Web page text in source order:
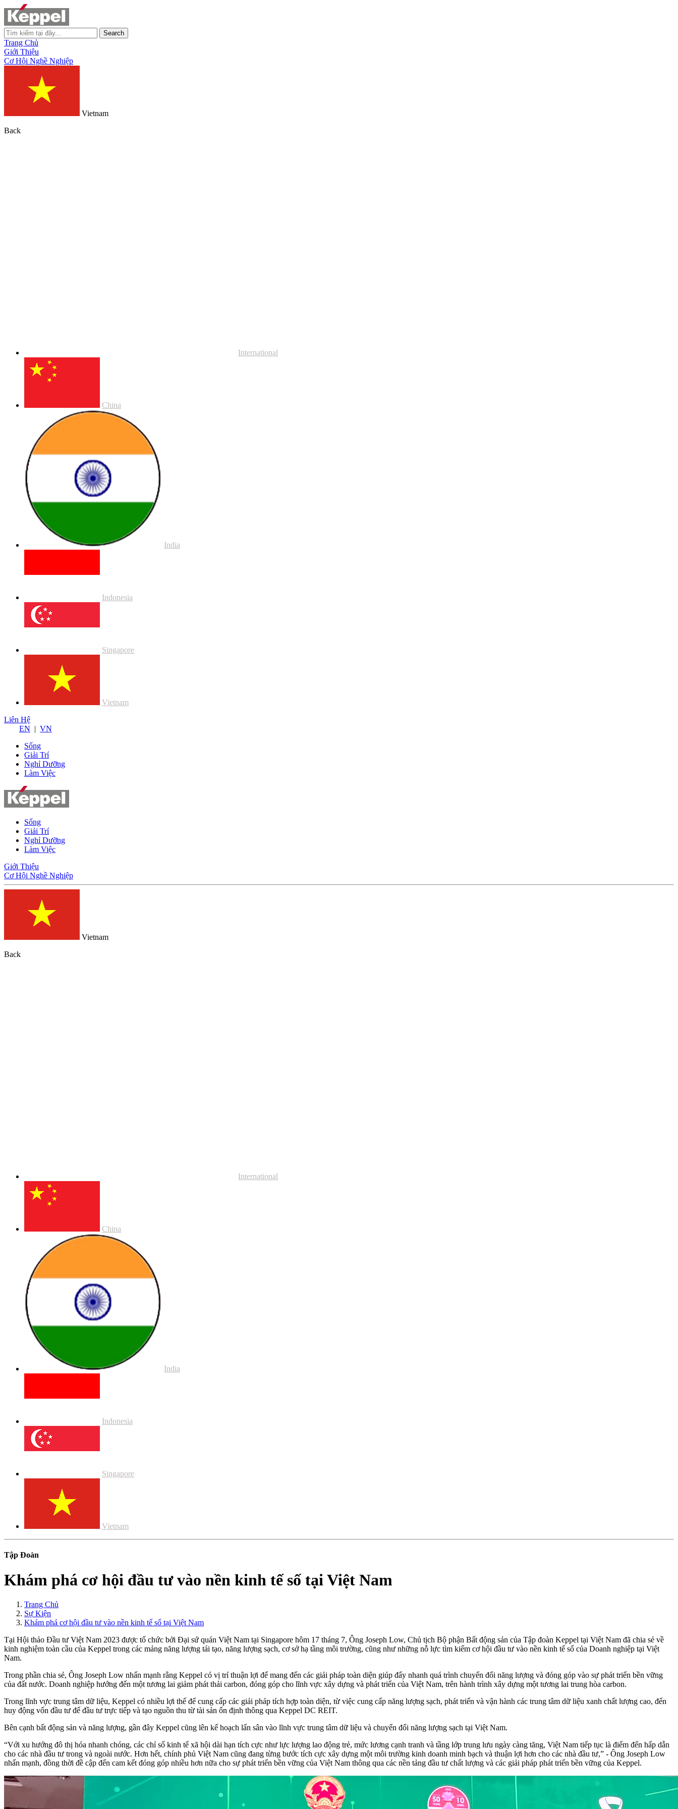
Search
Trang Chủ
Giới Thiệu
Cơ Hội Nghề Nghiệp
Vietnam
Back
International
China
India
Indonesia
Singapore
Vietnam
Liên Hệ
EN | VN
Sống
Giải Trí
Nghỉ Dưỡng
Làm Việc
Sống
Giải Trí
Nghỉ Dưỡng
Làm Việc
Giới Thiệu
Cơ Hội Nghề Nghiệp
Vietnam
Back
International
China
India
Indonesia
Singapore
Vietnam
Tập Đoàn
Khám phá cơ hội đầu tư vào nền kinh tế số tại Việt Nam
Trang Chủ
Sự Kiện
Khám phá cơ hội đầu tư vào nền kinh tế số tại Việt Nam
Tại Hội thảo Đầu tư Việt Nam 2023 được tổ chức bởi Đại sứ quán Việt Nam tại Singapore hôm 17 tháng 7, Ông Joseph Low, Chủ tịch Bộ phận Bất động sản của Tập đoàn Keppel tại Việt Nam đã chia sẻ về
kinh nghiệm toàn cầu của Keppel trong các mảng năng lượng tái tạo, năng lượng sạch, cơ sở hạ tầng môi trường, cũng như những nỗ lực tìm kiếm cơ hội đầu tư vào nền kinh tế số của Doanh nghiệp tại Việt
Nam.
Trong phần chia sẻ, Ông Joseph Low nhấn mạnh rằng Keppel có vị trí thuận lợi để mang đến các giải pháp toàn diện giúp đẩy nhanh quá trình chuyển đổi năng lượng và đóng góp vào sự phát triển bền vững
của đất nước. Doanh nghiệp hướng đến một tương lai giảm phát thải carbon, đóng góp cho lĩnh vực xây dựng và phát triển của Việt Nam, trên hành trình xây dựng một tương lai trung hòa carbon.
Trong lĩnh vực trung tâm dữ liệu, Keppel có nhiều lợi thế để cung cấp các giải pháp tích hợp toàn diện, từ việc cung cấp năng lượng sạch, phát triển và vận hành các trung tâm dữ liệu xanh chất lượng cao, đến
huy động vốn đầu tư để đầu tư trực tiếp và tạo nguồn thu từ tài sản ổn định thông qua Keppel DC REIT.
Bên cạnh bất động sản và năng lượng, gần đây Keppel cũng lên kế hoạch lấn sân vào lĩnh vực trung tâm dữ liệu và chuyển đổi năng lượng sạch tại Việt Nam.
“Với xu hướng đô thị hóa nhanh chóng, các chỉ số kinh tế xã hội dài hạn tích cực như lực lượng lao động trẻ, mức lương cạnh tranh và tầng lớp trung lưu ngày càng tăng, Việt Nam tiếp tục là điểm đến hấp dẫn
cho các nhà đầu tư trong và ngoài nước. Hơn hết, chính phủ Việt Nam cũng đang từng bước tích cực xây dựng một môi trường kinh doanh minh bạch và thuận lợi hơn cho các nhà đầu tư,” - Ông Joseph Low
nhấn mạnh, đồng thời đề cập đến cam kết đóng góp nhiều hơn nữa cho sự phát triển bền vững của Việt Nam thông qua các nền tảng đầu tư chất lượng và các giải pháp phát triển bền vững của Keppel.